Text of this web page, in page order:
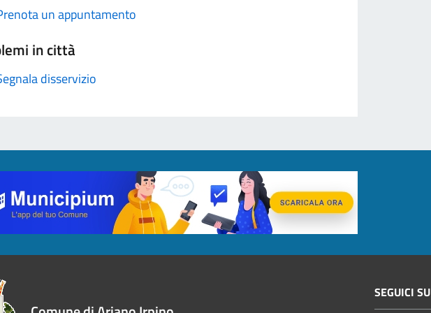
un appuntamento
in città
disservizio
SEGUICI SU